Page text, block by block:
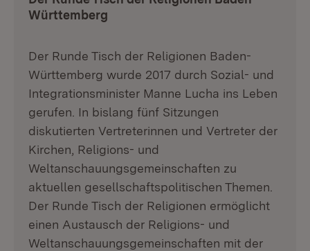
Württemberg
Der Runde Tisch der Religionen Baden-
Württemberg wurde 2017 durch Sozial- und
Integrationsminister Manne Lucha ins Leben
gerufen. In bislang fünf Sitzungen
diskutierten Vertreterinnen und Vertreter der
Kirchen, Religions- und
Weltanschauungsgemeinschaften zu
aktuellen gesellschaftspolitischen Themen.
Der Runde Tisch der Religionen ermöglicht
einen Austausch der Religions- und
Weltanschauungsgemeinschaften mit der